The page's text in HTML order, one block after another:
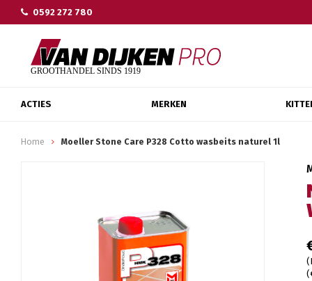
0592 272 780
ACTIES MERKEN
Home Moeller Stone Care P328 Cotto wasbeits naturel 1l